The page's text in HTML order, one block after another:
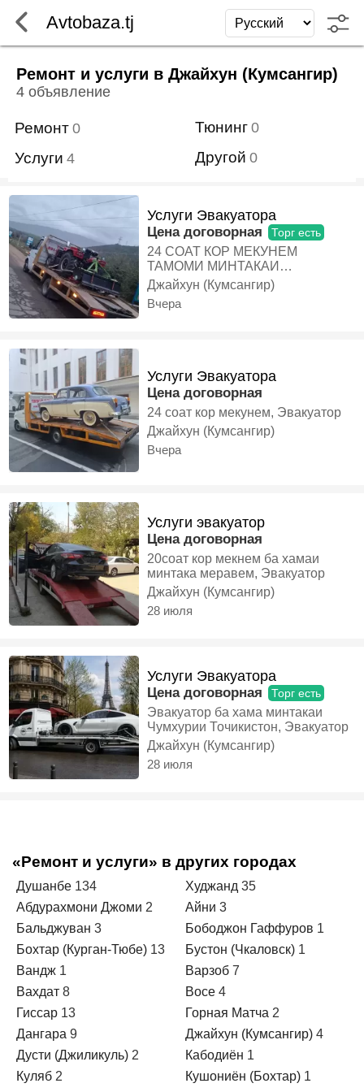
Avtobaza.tj
Ремонт и услуги в Джайхун (Кумсангир)
4 объявление
Ремонт 0
Услуги 4
Тюнинг 0
Другой 0
Услуги Эвакуатора
Цена договорная Торг есть
24 СОАТ КОР МЕКУНЕМ
ТАМОМИ МИНТАКАИ
ТОЧИКИСТОН, Эвакуатор
Джайхун (Кумсангир)
Вчера
Услуги Эвакуатора
Цена договорная
24 соат кор мекунем, Эвакуатор
Джайхун (Кумсангир)
Вчера
Услуги эвакуатор
Цена договорная
20соат кор мекнем ба хамаи
минтака меравем, Эвакуатор
Джайхун (Кумсангир)
28 июля
Услуги Эвакуатора
Цена договорная Торг есть
Эвакуатор ба хама минтакаи
Чумхурии Точикистон, Эвакуатор
Джайхун (Кумсангир)
28 июля
«Ремонт и услуги» в других городах
Душанбе 134 Худжанд 35
Абдурахмони Джоми 2 Айни 3
Бальджуван 3 Бободжон Гаффуров 1
Бохтар (Курган-Тюбе) 13 Бустон (Чкаловск) 1
Вандж 1 Варзоб 7
Вахдат 8 Восе 4
Гиссар 13 Горная Матча 2
Дангара 9 Джайхун (Кумсангир) 4
Дусти (Джиликуль) 2 Кабодиён 1
Куляб 2 Кушониён (Бохтар) 1